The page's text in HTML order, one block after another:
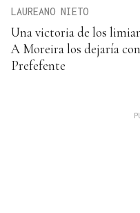
LAUREANO NIETO
Una victoria de los
A Moreira los dejaría
Prefefente